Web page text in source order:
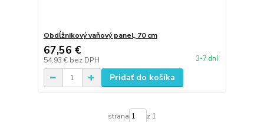
Obdĺžnikový vaňový panel, 70 cm
67,56 €
54,93 € bez DPH 3-7 dní
Pridať do košíka
strana z 1